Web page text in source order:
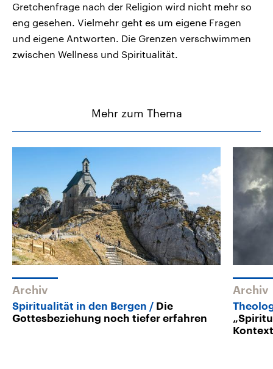
Gretchenfrage nach der Religion wird nicht mehr so
eng gesehen. Vielmehr geht es um eigene Fragen
und eigene Antworten. Die Grenzen verschwimmen
zwischen Wellness und Spiritualität.
Mehr zum Thema
Archiv
Spiritualität in den Bergen
Die
Gottesbeziehung noch tiefer erfahren
Archiv